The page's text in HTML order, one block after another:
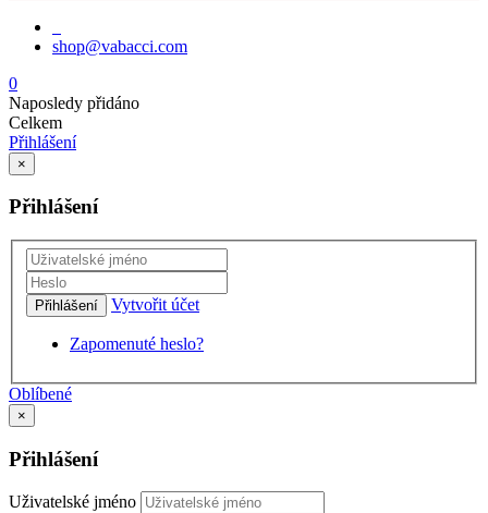
shop@vabacci.com
0
Naposledy přidáno
Celkem
Přihlášení
×
Přihlášení
Přihlášení Vytvořit účet
Zapomenuté heslo?
Oblíbené
×
Přihlášení
Uživatelské jméno